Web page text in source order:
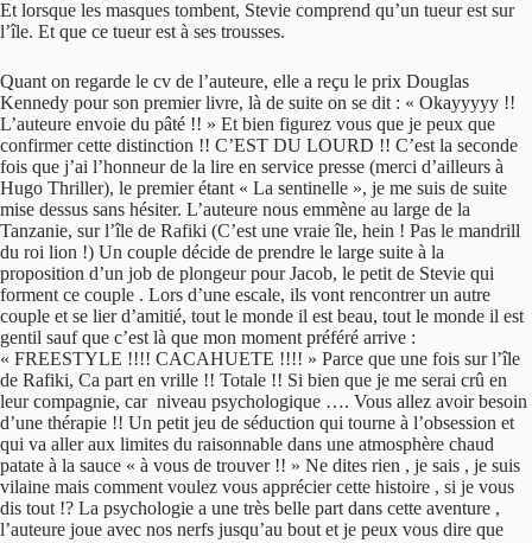
Et lorsque les masques tombent, Stevie comprend qu’un tueur est sur
l’île. Et que ce tueur est à ses trousses.
Quant on regarde le cv de l’auteure, elle a reçu le prix Douglas
Kennedy pour son premier livre, là de suite on se dit : « Okayyyyy !!
L’auteure envoie du pâté !! » Et bien figurez vous que je peux que
confirmer cette distinction !! C’EST DU LOURD !! C’est la seconde
fois que j’ai l’honneur de la lire en service presse (merci d’ailleurs à
Hugo Thriller), le premier étant « La sentinelle », je me suis de suite
mise dessus sans hésiter. L’auteure nous emmène au large de la
Tanzanie, sur l’île de Rafiki (C’est une vraie île, hein ! Pas le mandrill
du roi lion !) Un couple décide de prendre le large suite à la
proposition d’un job de plongeur pour Jacob, le petit de Stevie qui
forment ce couple . Lors d’une escale, ils vont rencontrer un autre
couple et se lier d’amitié, tout le monde il est beau, tout le monde il est
gentil sauf que c’est là que mon moment préféré arrive :
« FREESTYLE !!!! CACAHUETE !!!! » Parce que une fois sur l’île
de Rafiki, Ca part en vrille !! Totale !! Si bien que je me serai crû en
leur compagnie, car niveau psychologique …. Vous allez avoir besoin
d’une thérapie !! Un petit jeu de séduction qui tourne à l’obsession et
qui va aller aux limites du raisonnable dans une atmosphère chaud
patate à la sauce « à vous de trouver !! » Ne dites rien , je sais , je suis
vilaine mais comment voulez vous apprécier cette histoire , si je vous
dis tout !? La psychologie a une très belle part dans cette aventure ,
l’auteure joue avec nos nerfs jusqu’au bout et je peux vous dire que